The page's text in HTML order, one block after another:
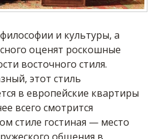
и культуры, а
оценят роскошные
восточного стиля.
этот стиль
в европейские квартиры
всего смотрится
стиле гостиная — место
общения в